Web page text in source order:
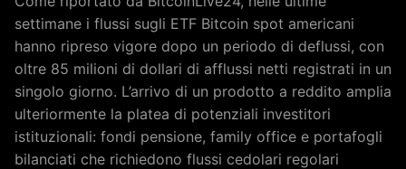
settimane i flussi sugli ETF Bitcoin spot americani
hanno ripreso vigore dopo un periodo di deflussi, con
oltre 85 milioni di dollari di afflussi netti registrati in un
singolo giorno. L’arrivo di un prodotto a reddito amplia
ulteriormente la platea di potenziali investitori
istituzionali: fondi pensione, family office e portafogli
bilanciati che richiedono flussi cedolari regolari